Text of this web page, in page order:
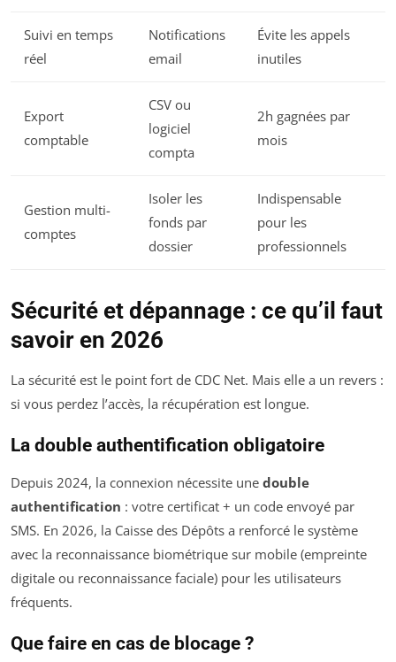
Suivi en temps
réel
Notifications
email
Évite les appels
inutiles
Export
comptable
CSV ou
logiciel
compta
2h gagnées par
mois
Gestion multi-
comptes
Isoler les
fonds par
dossier
Indispensable
pour les
professionnels
Sécurité et dépannage : ce qu’il faut
savoir en 2026
La sécurité est le point fort de CDC Net. Mais elle a un revers :
si vous perdez l’accès, la récupération est longue.
La double authentification obligatoire
Depuis 2024, la connexion nécessite une double
authentification : votre certificat + un code envoyé par
SMS. En 2026, la Caisse des Dépôts a renforcé le système
avec la reconnaissance biométrique sur mobile (empreinte
digitale ou reconnaissance faciale) pour les utilisateurs
fréquents.
Que faire en cas de blocage ?